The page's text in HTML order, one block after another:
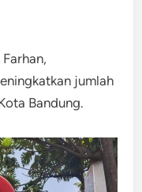
jumlah
Bandung.